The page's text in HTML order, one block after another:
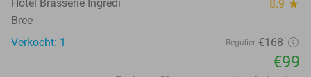
Hotel Brasserie Ingredi 8.9 star
Bree
Verkocht: 1
Regulier €168
€99